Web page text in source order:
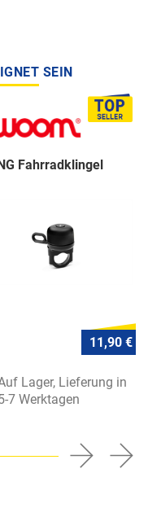
SEIN
Fahrradklingel
11,90 €
Lager, Lieferung in
7 Werktagen